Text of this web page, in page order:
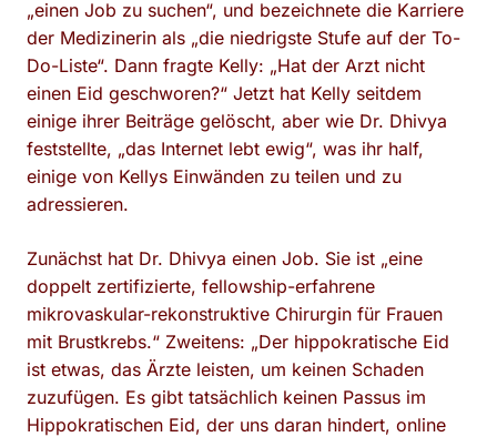
„einen Job zu suchen“, und bezeichnete die Karriere
der Medizinerin als „die niedrigste Stufe auf der To-
Do-Liste“. Dann fragte Kelly: „Hat der Arzt nicht
einen Eid geschworen?“ Jetzt hat Kelly seitdem
einige ihrer Beiträge gelöscht, aber wie Dr. Dhivya
feststellte, „das Internet lebt ewig“, was ihr half,
einige von Kellys Einwänden zu teilen und zu
adressieren.
Zunächst hat Dr. Dhivya einen Job. Sie ist „eine
doppelt zertifizierte, fellowship-erfahrene
mikrovaskular-rekonstruktive Chirurgin für Frauen
mit Brustkrebs.“ Zweitens: „Der hippokratische Eid
ist etwas, das Ärzte leisten, um keinen Schaden
zuzufügen. Es gibt tatsächlich keinen Passus im
Hippokratischen Eid, der uns daran hindert, online